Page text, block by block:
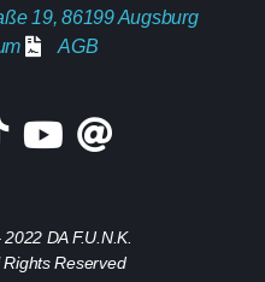
19, 86199 Augsburg
AGB
DA F.U.N.K.
Rights Reserved